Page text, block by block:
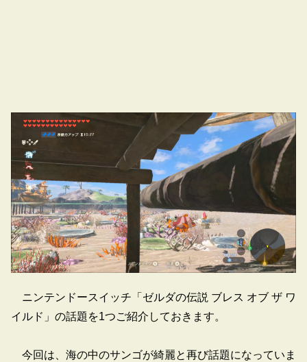
ニンテンドースイッチ「ゼルダの伝説 ブレス オブ ザ ワ
イルド」の話題を1つご紹介しておきます。
今回は、海の中のサンゴが綺麗と再び話題になっていま